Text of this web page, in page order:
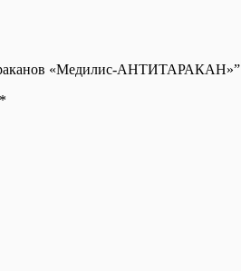
«Медилис-АНТИТАРАКАН»”
*